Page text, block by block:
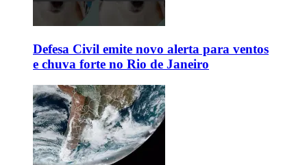
Defesa Civil emite novo alerta para ventos
e chuva forte no Rio de Janeiro